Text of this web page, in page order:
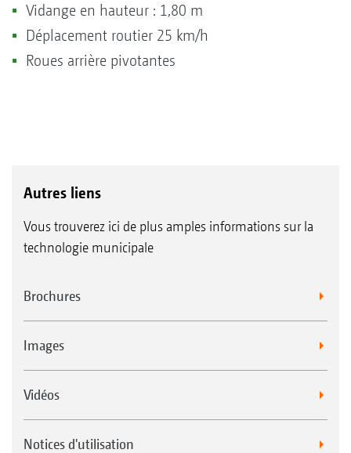
Vidange en hauteur : 1,80 m
Déplacement routier 25 km/h
Roues arrière pivotantes
Autres liens
Vous trouverez ici de plus amples informations sur la
technologie municipale
Brochures
Images
Vidéos
Notices d'utilisation